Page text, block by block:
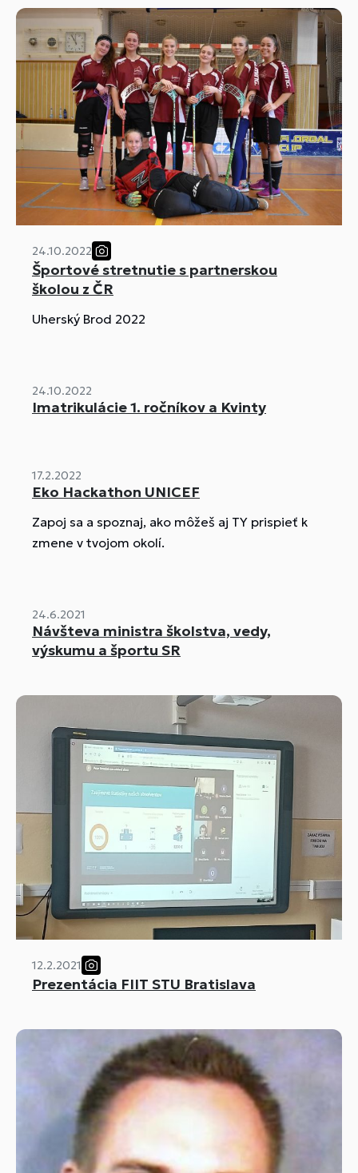
24.10.2022
Športové stretnutie s partnerskou
školou z ČR
Uherský Brod 2022
24.10.2022
Imatrikulácie 1. ročníkov a Kvinty
17.2.2022
Eko Hackathon UNICEF
Zapoj sa a spoznaj, ako môžeš aj TY prispieť k
zmene v tvojom okolí.
24.6.2021
Návšteva ministra školstva, vedy,
výskumu a športu SR
12.2.2021
Prezentácia FIIT STU Bratislava